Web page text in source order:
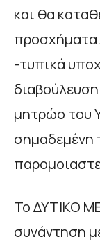
και θα
-τυπικά
μητρώο του
σημαδεμένη
Το ΔΥΤΙΚΟ
συνάντηση